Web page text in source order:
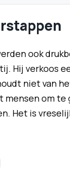
ook
Hij verkoos
niet van
mensen om
Het is